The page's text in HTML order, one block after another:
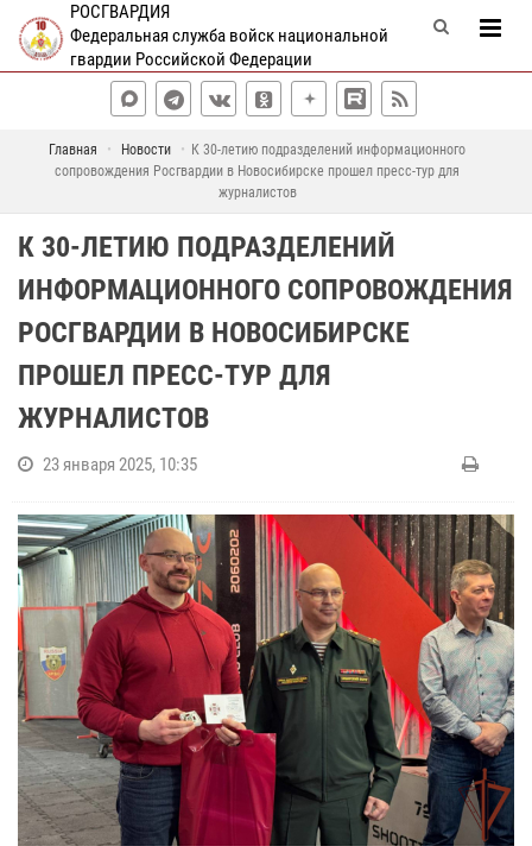
РОСГВАРДИЯ
Федеральная служба войск национальной
гвардии Российской Федерации
Главная Новости
К 30-летию подразделений информационного
сопровождения Росгвардии в Новосибирске прошел пресс-тур для
журналистов
К 30-ЛЕТИЮ ПОДРАЗДЕЛЕНИЙ
ИНФОРМАЦИОННОГО СОПРОВОЖДЕНИЯ
РОСГВАРДИИ В НОВОСИБИРСКЕ
ПРОШЕЛ ПРЕСС-ТУР ДЛЯ
ЖУРНАЛИСТОВ
23 января 2025, 10:35